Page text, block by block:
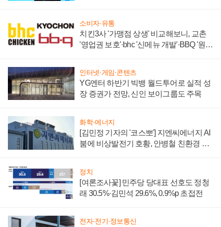
소비자·유통
치킨3사 '가맹점 상생' 비교해보니, 교촌
'영업권 보호'·bhc '신메뉴 개발'·BBQ '원가
인터넷·게임·콘텐츠
YG엔터 하반기 빅뱅 월드투어로 실적 성
장 증권가 전망, 신인 보이그룹도 주목
화학·에너지
[김민정 기자의 '코스뽀'] 지엔씨에너지 AI
붐에 비상발전기 호황, 안병철 친환경 에
정치
[여론조사꽃] 민주당 당대표 선호도 정청
래 30.5%·김민석 29.6%, 0.9%p 초접전
전자·전기·정보통신